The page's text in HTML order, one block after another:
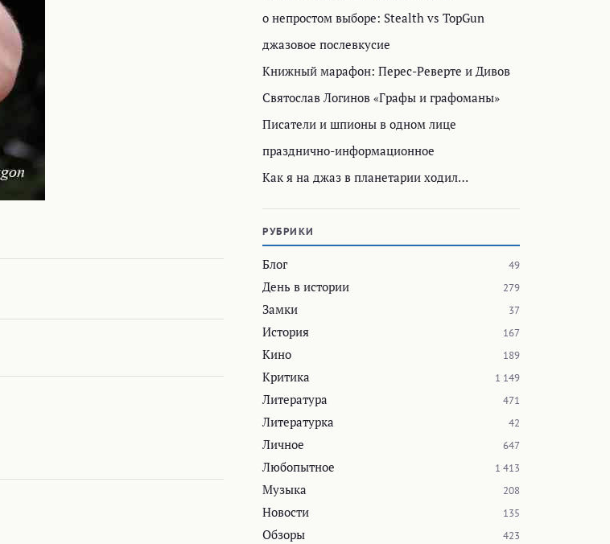
о непростом выборе: Stealth vs TopGun
джазовое послевкусие
Книжный марафон: Перес-Реверте и Дивов
Святослав Логинов «Графы и графоманы»
Писатели и шпионы в одном лице
празднично-информационное
Как я на джаз в планетарии ходил…
РУБРИКИ
Блог 49
День в истории 279
Замки 37
История 167
Кино 189
Критика 1 149
Литература 471
Литературка 42
Личное 647
Любопытное 1 413
Музыка 208
Новости 135
Обзоры 423